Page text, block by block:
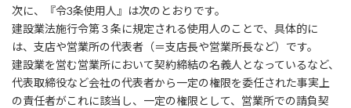
次に、『令3条使用人』は次のとおりです。
建設業法施行令第３条に規定される使用人のことで、具体的に
は、支店や営業所の代表者（＝支店長や営業所長など）です。
建設業を営む営業所において契約締結の名義人となっているなど、
代表取締役など会社の代表者から一定の権限を委任された事実上
の責任者がこれに該当し、一定の権限として、営業所での請負契